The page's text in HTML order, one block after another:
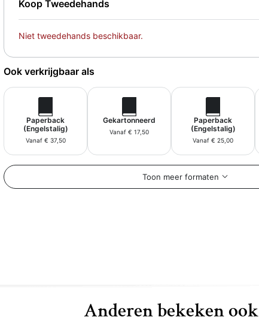
Koop Tweedehands
Niet tweedehands beschikbaar.
Ook verkrijgbaar als
Paperback
(Engelstalig)
Vanaf € 37,50
Gekartonneerd
Vanaf € 17,50
Paperback
(Engelstalig)
Vanaf € 25,00
Toon meer formaten
Anderen bekeken ook